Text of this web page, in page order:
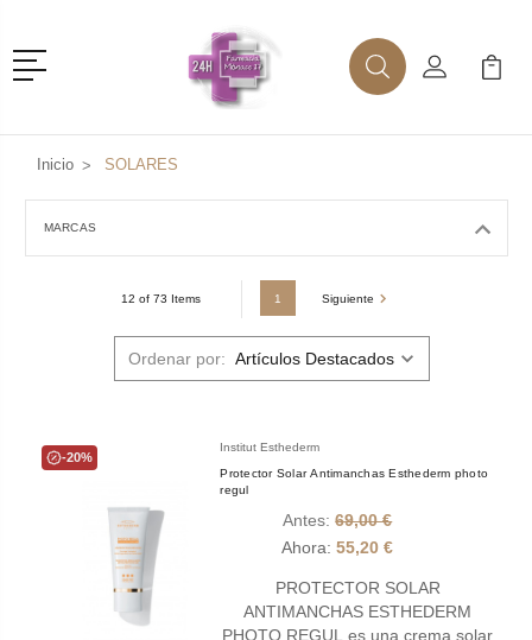
Menú
BuscarMi Cuenta
Mi
Inicio SOLARES
MARCAS
12 of 73 Items 1 Siguiente
Ordenar por:
-20%
Institut Esthederm
Protector Solar Antimanchas Esthederm photo
regul
Antes: 69,00 €
Ahora: 55,20 €
PROTECTOR SOLAR
ANTIMANCHAS ESTHEDERM
PHOTO REGUL es una crema solar